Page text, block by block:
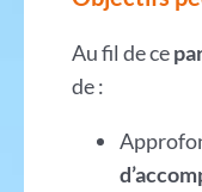
Au fil de ce
de :